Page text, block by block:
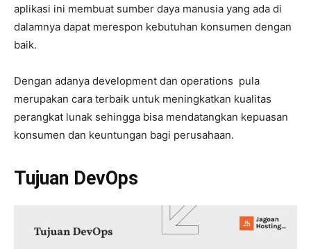
aplikasi ini membuat sumber daya manusia yang ada di
dalamnya dapat merespon kebutuhan konsumen dengan
baik.
Dengan adanya development dan operations pula
merupakan cara terbaik untuk meningkatkan kualitas
perangkat lunak sehingga bisa mendatangkan kepuasan
konsumen dan keuntungan bagi perusahaan.
Tujuan DevOps